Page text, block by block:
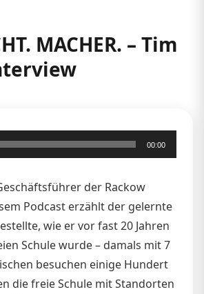
MACHER. – Tim
00:00
der Rackow
Podcast erzählt der gelernte
wie er vor fast 20 Jahren
Schule wurde – damals mit 7
besuchen einige Hundert
die freie Schule mit Standorten